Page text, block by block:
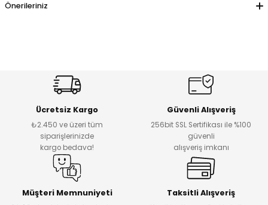
Önerileriniz
Ücretsiz Kargo
₺2.450 ve üzeri tüm
siparişlerinizde
kargo bedava!
Güvenli Alışveriş
256bit SSL Sertifikası ile %100
güvenli
alışveriş imkanı
Müşteri Memnuniyeti Taksitli Alışveriş